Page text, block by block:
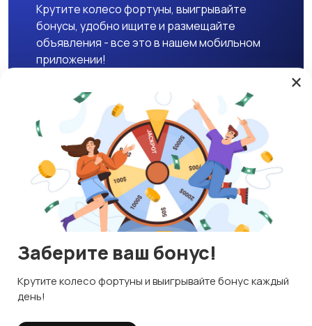
Крутите колесо фортуны, выигрывайте
бонусы, удобно ищите и размещайте
объявления - все это в нашем мобильном
приложении!
Скачать APK
Магазины Блог
О нас
Служба поддержки
☕ Поддержать проект
ИНН 592109881601
Используем куки и рекомендательные технологии
Это чтобы сайт работал лучше. Оставаясь с нами, вы
×
Заберите ваш бонус!
Крутите колесо фортуны и выигрывайте бонус каждый
день!